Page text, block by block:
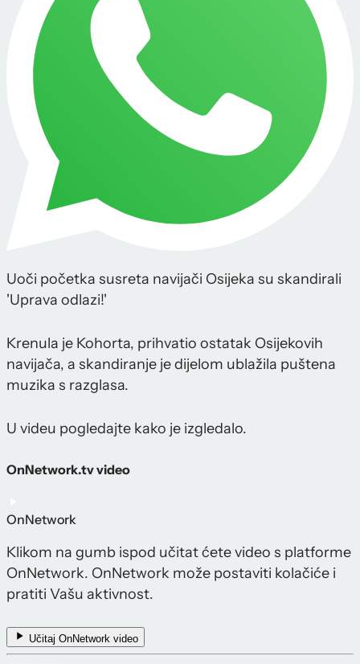
Uoči početka susreta navijači Osijeka su skandirali
'Uprava odlazi!'
Krenula je Kohorta, prihvatio ostatak Osijekovih
navijača, a skandiranje je dijelom ublažila puštena
muzika s razglasa.
U videu pogledajte kako je izgledalo.
OnNetwork.tv video
OnNetwork
Klikom na gumb ispod učitat ćete video s platforme
OnNetwork. OnNetwork može postaviti kolačiće i
pratiti Vašu aktivnost.
Učitaj OnNetwork video